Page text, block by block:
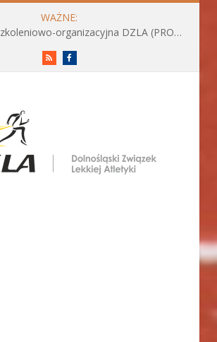
WAŻNE:
Konferencja szkoleniowo-organizacyjna DZLA (PROGRAM już do pobrania)
RSS